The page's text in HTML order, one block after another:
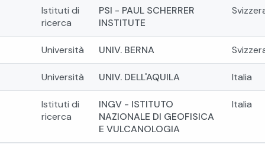
Istituti di
ricerca
PSI - PAUL SCHERRER
INSTITUTE
Università UNIV. BERNA
Università UNIV. DELL'AQUILA Italia
Istituti di
ricerca
INGV - ISTITUTO
NAZIONALE DI GEOFISICA
E VULCANOLOGIA
Italia